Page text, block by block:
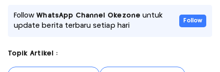
FollowWhatsApp Channel Okezone untuk
update berita terbaru setiap hari
Follow
Topik Artikel :